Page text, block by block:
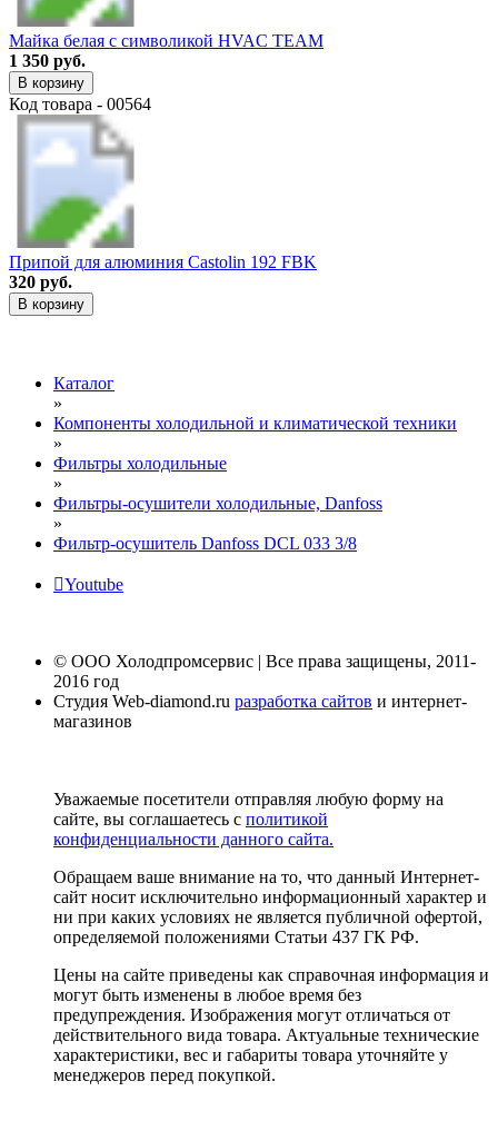
Майка белая с символикой HVAC TEAM
1 350 руб.
В корзину
Код товара - 00564
Припой для алюминия Castolin 192 FBK
320 руб.
В корзину
Каталог
»
Компоненты холодильной и климатической техники
»
Фильтры холодильные
»
Фильтры-осушители холодильные, Danfoss
»
Фильтр-осушитель Danfoss DCL 033 3/8
Youtube
© ООО Холодпромсервис | Все права защищены, 2011-
2016 год
Студия Web-diamond.ru разработка сайтов и интернет-
магазинов
Уважаемые посетители отправляя любую форму на
сайте, вы соглашаетесь с политикой
конфиденциальности данного сайта.
Обращаем ваше внимание на то, что данный Интернет-
сайт носит исключительно информационный характер и
ни при каких условиях не является публичной офертой,
определяемой положениями Статьи 437 ГК РФ.
Цены на сайте приведены как справочная информация и
могут быть изменены в любое время без
предупреждения. Изображения могут отличаться от
действительного вида товара. Актуальные технические
характеристики, вес и габариты товара уточняйте у
менеджеров перед покупкой.